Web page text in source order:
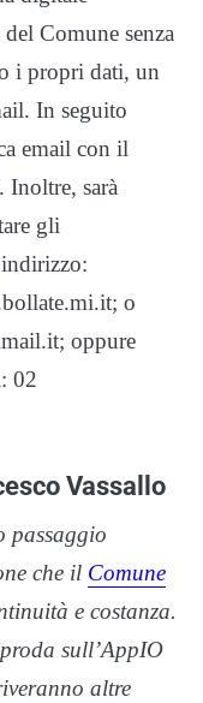
Comune senza
i propri dati, un
In seguito
email con il
Inoltre, sarà
gli
o
oppure
02
Vassallo
passaggio
che il Comune
e costanza.
sull’AppIO
altre